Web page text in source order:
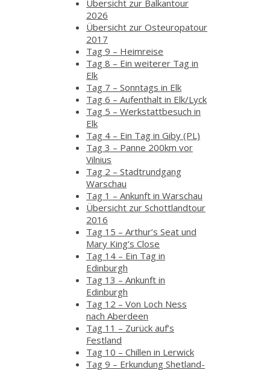
Übersicht zur Balkantour
2026
Übersicht zur Osteuropatour
2017
Tag 9 – Heimreise
Tag 8 – Ein weiterer Tag in
Elk
Tag 7 – Sonntags in Elk
Tag 6 – Aufenthalt in Elk/Lyck
Tag 5 – Werkstattbesuch in
Elk
Tag 4 – Ein Tag in Giby (PL)
Tag 3 – Panne 200km vor
Vilnius
Tag 2 – Stadtrundgang
Warschau
Tag 1 – Ankunft in Warschau
Übersicht zur Schottlandtour
2016
Tag 15 – Arthur’s Seat und
Mary King’s Close
Tag 14 – Ein Tag in
Edinburgh
Tag 13 – Ankunft in
Edinburgh
Tag 12 – Von Loch Ness
nach Aberdeen
Tag 11 – Zurück auf’s
Festland
Tag 10 – Chillen in Lerwick
Tag 9 – Erkundung Shetland-